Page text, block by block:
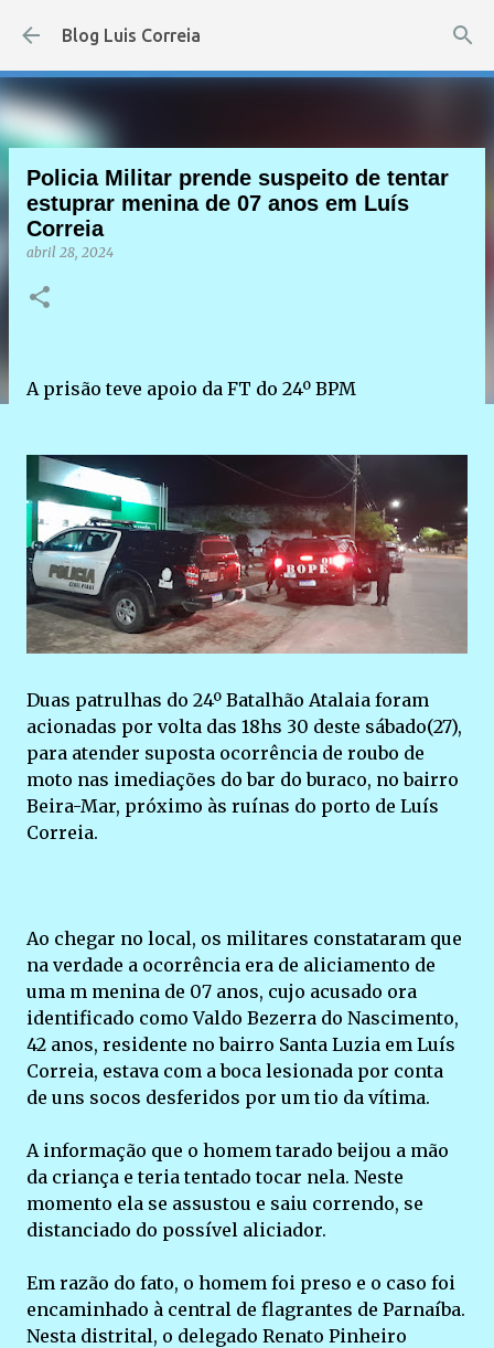
Pular para o conteúdo principal
Blog Luis Correia
Policia Militar prende suspeito de tentar
estuprar menina de 07 anos em Luís
Correia
abril 28, 2024
A prisão teve apoio da FT do 24º BPM
Duas patrulhas do 24º Batalhão Atalaia foram
acionadas por volta das 18hs 30 deste sábado(27),
para atender suposta ocorrência de roubo de
moto nas imediações do bar do buraco, no bairro
Beira-Mar, próximo às ruínas do porto de Luís
Correia.
Ao chegar no local, os militares constataram que
na verdade a ocorrência era de aliciamento de
uma m menina de 07 anos, cujo acusado ora
identificado como Valdo Bezerra do Nascimento,
42 anos, residente no bairro Santa Luzia em Luís
Correia, estava com a boca lesionada por conta
de uns socos desferidos por um tio da vítima.
A informação que o homem tarado beijou a mão
da criança e teria tentado tocar nela. Neste
momento ela se assustou e saiu correndo, se
distanciado do possível aliciador.
Em razão do fato, o homem foi preso e o caso foi
encaminhado à central de flagrantes de Parnaíba.
Nesta distrital, o delegado Renato Pinheiro